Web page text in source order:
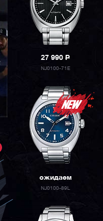
27 990P
NJ0100-71E
ожидаем
NJ0100-89L